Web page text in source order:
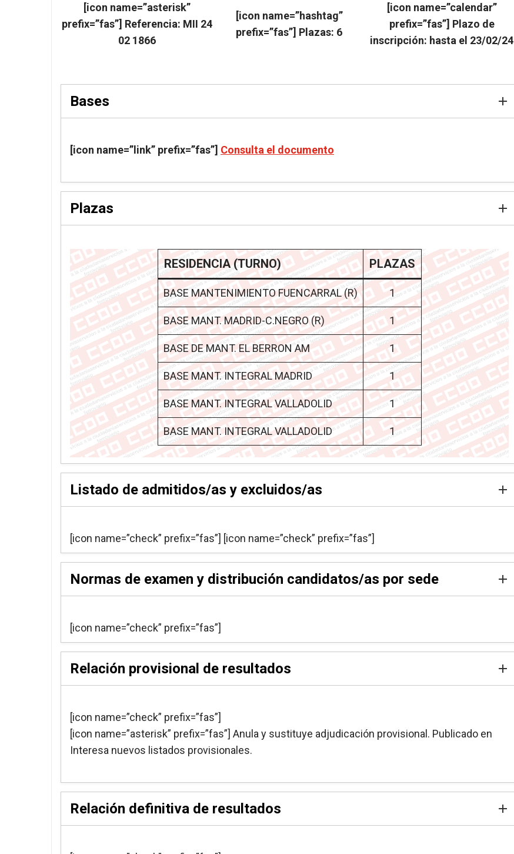
[icon name=”asterisk”
prefix=”fas”] Referencia: MII 24
02 1866
[icon name=”hashtag”
prefix=”fas”] Plazas: 6
[icon name=”calendar”
prefix=”fas”] Plazo de
inscripción: hasta el 23/02/24
Bases
[icon name=”link” prefix=”fas”] Consulta el documento
Plazas
RESIDENCIA (TURNO) PLAZAS
BASE MANTENIMIENTO FUENCARRAL (R) 1
BASE MANT. MADRID-C.NEGRO (R) 1
BASE DE MANT. EL BERRON AM 1
BASE MANT. INTEGRAL MADRID 1
BASE MANT. INTEGRAL VALLADOLID 1
BASE MANT. INTEGRAL VALLADOLID 1
Listado de admitidos/as y excluidos/as
[icon name=”check” prefix=”fas”] [icon name=”check” prefix=”fas”]
Normas de examen y distribución candidatos/as por sede
[icon name=”check” prefix=”fas”]
Relación provisional de resultados
[icon name=”check” prefix=”fas”]
[icon name=”asterisk” prefix=”fas”] Anula y sustituye adjudicación provisional. Publicado en
Interesa nuevos listados provisionales.
Relación definitiva de resultados